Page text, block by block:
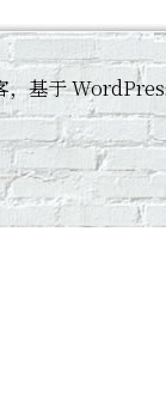
基于